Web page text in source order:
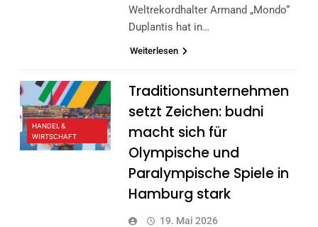
Weltrekordhalter Armand „Mondo“
Duplantis hat in…
Weiterlesen
HANDEL &
WIRTSCHAFT
Traditionsunternehmen
setzt Zeichen: budni
macht sich für
Olympische und
Paralympische Spiele in
Hamburg stark
19. Mai 2026